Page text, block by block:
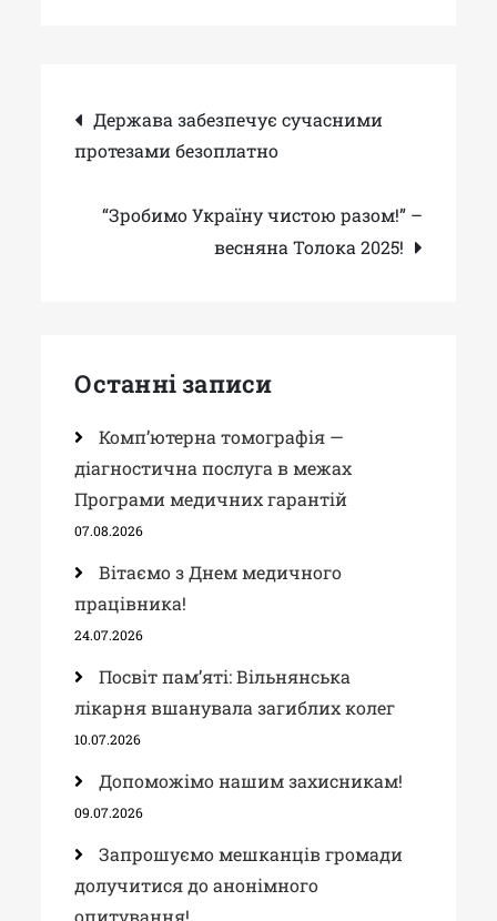
Навігація
записів
Держава забезпечує сучасними
протезами безоплатно
“Зробимо Україну чистою разом!” –
весняна Толока 2025!
Останні записи
Комп’ютерна томографія —
діагностична послуга в межах
Програми медичних гарантій
07.08.2026
Вітаємо з Днем медичного
працівника!
24.07.2026
Посвіт пам’яті: Вільнянська
лікарня вшанувала загиблих колег
10.07.2026
Допоможімо нашим захисникам!
09.07.2026
Запрошуємо мешканців громади
долучитися до анонімного
опитування!